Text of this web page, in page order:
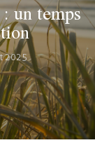
un temps
2025